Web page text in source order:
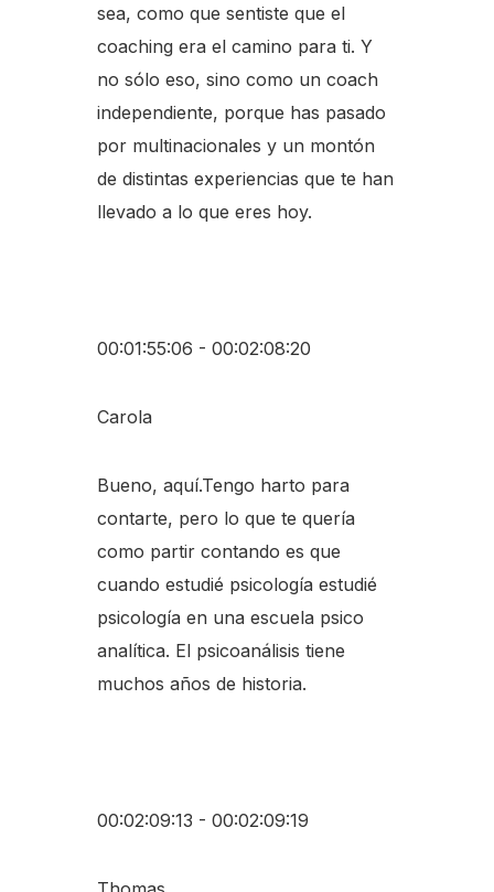
sea, como que sentiste que el
coaching era el camino para ti. Y
no sólo eso, sino como un coach
independiente, porque has pasado
por multinacionales y un montón
de distintas experiencias que te han
llevado a lo que eres hoy.
00:01:55:06 - 00:02:08:20
Carola
Bueno, aquí.Tengo harto para
contarte, pero lo que te quería
como partir contando es que
cuando estudié psicología estudié
psicología en una escuela psico
analítica. El psicoanálisis tiene
muchos años de historia.
00:02:09:13 - 00:02:09:19